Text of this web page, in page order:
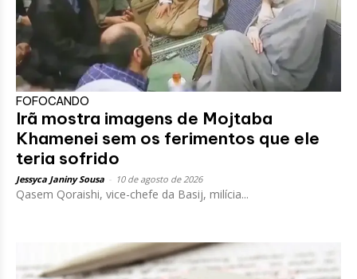
FOFOCANDO
Irã mostra imagens de Mojtaba
Khamenei sem os ferimentos que ele
teria sofrido
Jessyca Janiny Sousa 10 de agosto de 2026
Qasem Qoraishi, vice-chefe da Basij, milícia...